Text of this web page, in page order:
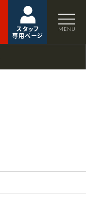
スタッフ
専用ページ